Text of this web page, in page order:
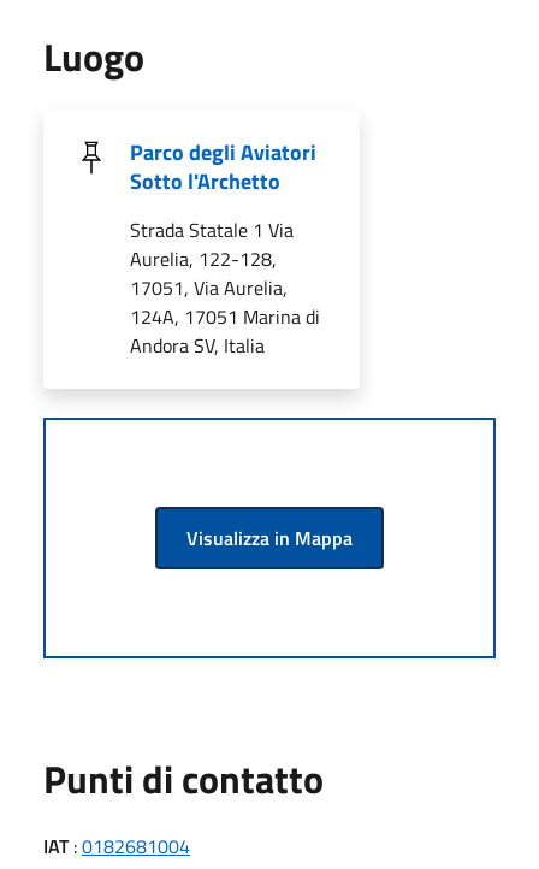
Luogo
Parco degli Aviatori
Sotto l'Archetto
Strada Statale 1 Via
Aurelia, 122-128,
17051, Via Aurelia,
124A, 17051 Marina di
Andora SV, Italia
Visualizza in Mappa
Punti di contatto
IAT:0182681004